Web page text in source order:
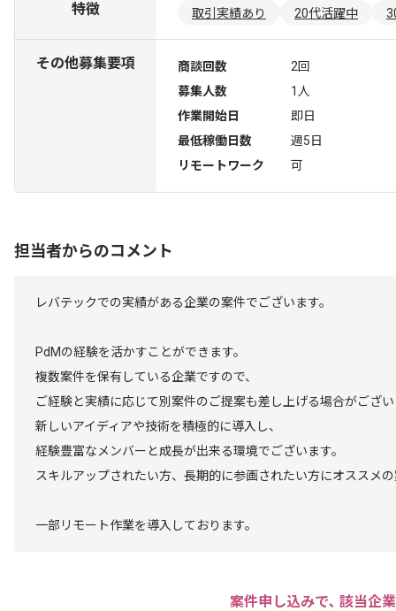
特徴 取引実績あり 20代活躍中
その他募集要項 商談回数
2回
募集人数
1人
作業開始日
即日
最低稼働日数
週5日
リモートワーク
可
担当者からのコメント
レバテックでの実績がある企業の案件でございます。
PdMの経験を活かすことができます。
複数案件を保有している企業ですので、
ご経験と実績に応じて別案件のご提案も差し上げる場合がござ
新しいアイディアや技術を積極的に導入し、
経験豊富なメンバーと成長が出来る環境でございます。
スキルアップされたい方、長期的に参画されたい方にオススメ
一部リモート作業を導入しております。
案件申し込みで､ 該当企